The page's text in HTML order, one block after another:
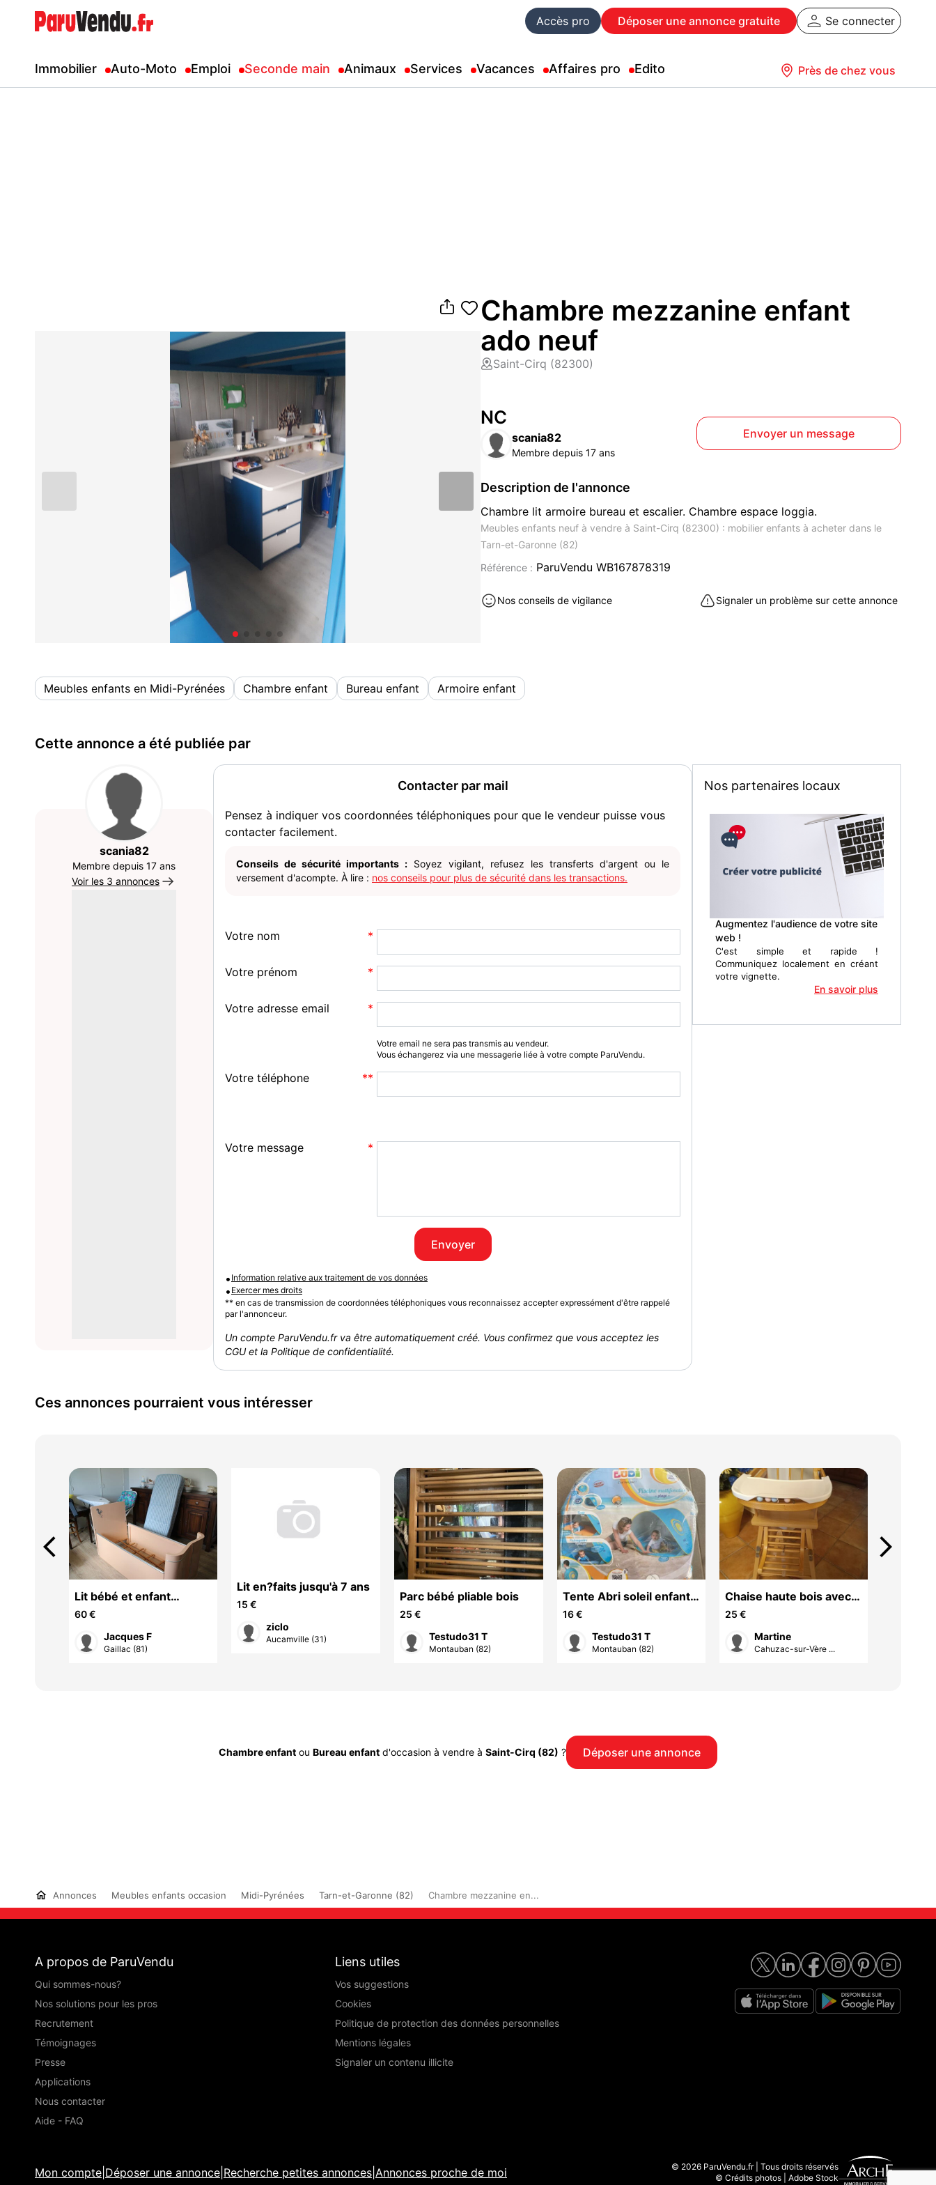
Accès pro Déposer une annonce gratuite Se connecter
Immobilier Auto-Moto Emploi Seconde main Animaux Services Vacances Affaires pro Edito Près de chez vous
Chambre mezzanine enfant
ado neuf
Saint-Cirq (82300)
NC
scania82
Membre depuis 17 ans
Envoyer un message
Description de l'annonce
Chambre lit armoire bureau et escalier. Chambre espace loggia.
Meubles enfants neuf à vendre à Saint-Cirq (82300) : mobilier enfants à acheter dans le
Tarn-et-Garonne (82)
Référence : ParuVendu WB167878319
Nos conseils de vigilance Signaler un problème sur cette annonce
Meubles enfants en Midi-Pyrénées Chambre enfant Bureau enfant Armoire enfant
Cette annonce a été publiée par
scania82
Membre depuis 17 ans
Voir les 3 annonces
Contacter par mail
Pensez à indiquer vos coordonnées téléphoniques pour que le vendeur puisse vous
contacter facilement.
Conseils de sécurité importants : Soyez vigilant, refusez les transferts d'argent ou le
versement d'acompte. À lire : nos conseils pour plus de sécurité dans les transactions.
Votre nom
Votre prénom
Votre adresse email
Votre email ne sera pas transmis au vendeur.
Vous échangerez via une messagerie liée à votre compte ParuVendu.
Votre téléphone
Votre message
Envoyer
• Information relative aux traitement de vos données
• Exercer mes droits
** en cas de transmission de coordonnées téléphoniques vous reconnaissez accepter expressément d'être rappelé
par l'annonceur.
Un compte ParuVendu.fr va être automatiquement créé. Vous confirmez que vous acceptez les
CGU et la Politique de confidentialité.
Nos partenaires locaux
Augmentez l'audience de votre site
web !
C'est simple et rapide !
Communiquez localement en créant
votre vignette.
En savoir plus
Ces annonces pourraient vous intéresser
Lit bébé et enfant
jusques a 7 ou 8 ans+
petite chaise
60 €
Jacques F
Gaillac (81)
Lit en?faits jusqu'à 7 ans
15 €
ziclo
Aucamville (31)
Parc bébé pliable bois
25 €
Testudo31 T
Montauban (82)
Tente Abri soleil enfant
plage
16 €
Testudo31 T
Montauban (82)
Chaise haute bois avec
plateau plastique
25 €
Martine
Cahuzac-sur-Vère ...
arrow_back_ios arrow_forward_ios
Chambre enfant ou Bureau enfant d'occasion à vendre à Saint-Cirq (82) ? Déposer une annonce
Annonces Meubles enfants occasion Midi-Pyrénées Tarn-et-Garonne (82) Chambre mezzanine en...
A propos de ParuVendu
Qui sommes-nous?
Nos solutions pour les pros
Recrutement
Témoignages
Presse
Applications
Nous contacter
Aide - FAQ
Liens utiles
Vos suggestions
Cookies
Politique de protection des données personnelles
Mentions légales
Signaler un contenu illicite
Mon compte Déposer une annonce Recherche petites annonces Annonces proche de moi
© 2026 ParuVendu.fr | Tous droits réservés
© Crédits photos | Adobe Stock